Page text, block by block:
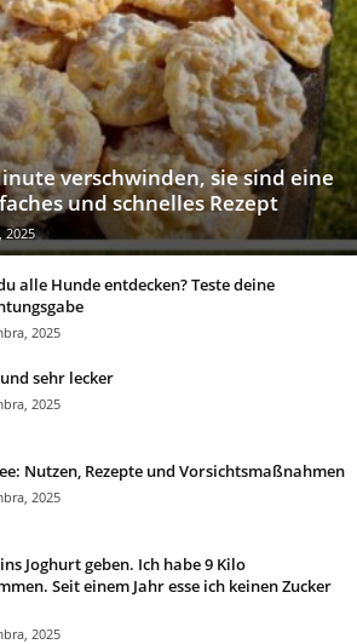
verschwinden, sie sind eine
und schnelles Rezept
2025
alle Hunde entdecken? Teste deine
2025
sehr lecker
2025
Nutzen, Rezepte und Vorsichtsmaßnahmen
2025
Joghurt geben. Ich habe 9 Kilo
Seit einem Jahr esse ich keinen Zucker
2025